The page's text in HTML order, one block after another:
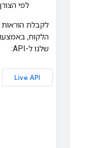
לפי
לקבלת הוראות
שלנו ל-API:
Live API